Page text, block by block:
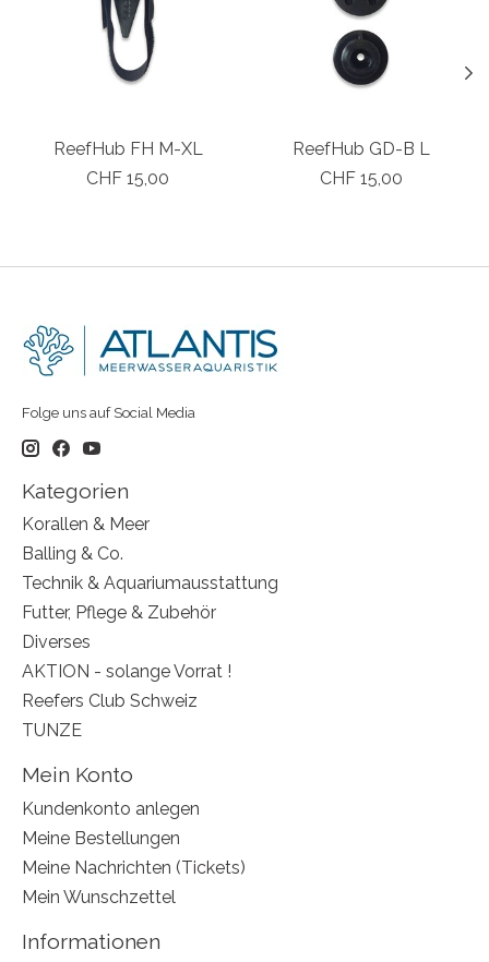
ReefHub FH M-XL
CHF 15,00
ReefHub GD-B L
CHF 15,00
Folge uns auf Social Media
Kategorien
Korallen & Meer
Balling & Co.
Technik & Aquariumausstattung
Futter, Pflege & Zubehör
Diverses
AKTION - solange Vorrat !
Reefers Club Schweiz
TUNZE
Mein Konto
Kundenkonto anlegen
Meine Bestellungen
Meine Nachrichten (Tickets)
Mein Wunschzettel
Informationen